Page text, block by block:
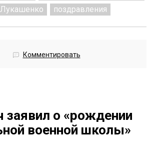
Лукашенко поздравления
Комментировать
заявил о «рождении
военной школы»